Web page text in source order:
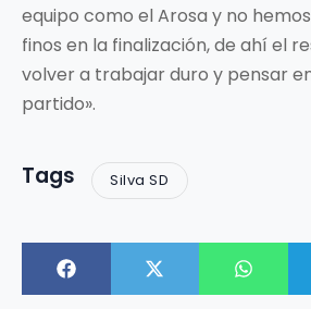
equipo como el Arosa y no
finos en la finalización, de ahí el
volver a trabajar duro y pensar
partido».
Tags Silva SD